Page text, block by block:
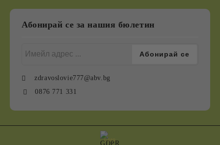
Абонирай се за нашия бюлетин
zdravoslovie777@abv.bg
0876 771 331
GDPR